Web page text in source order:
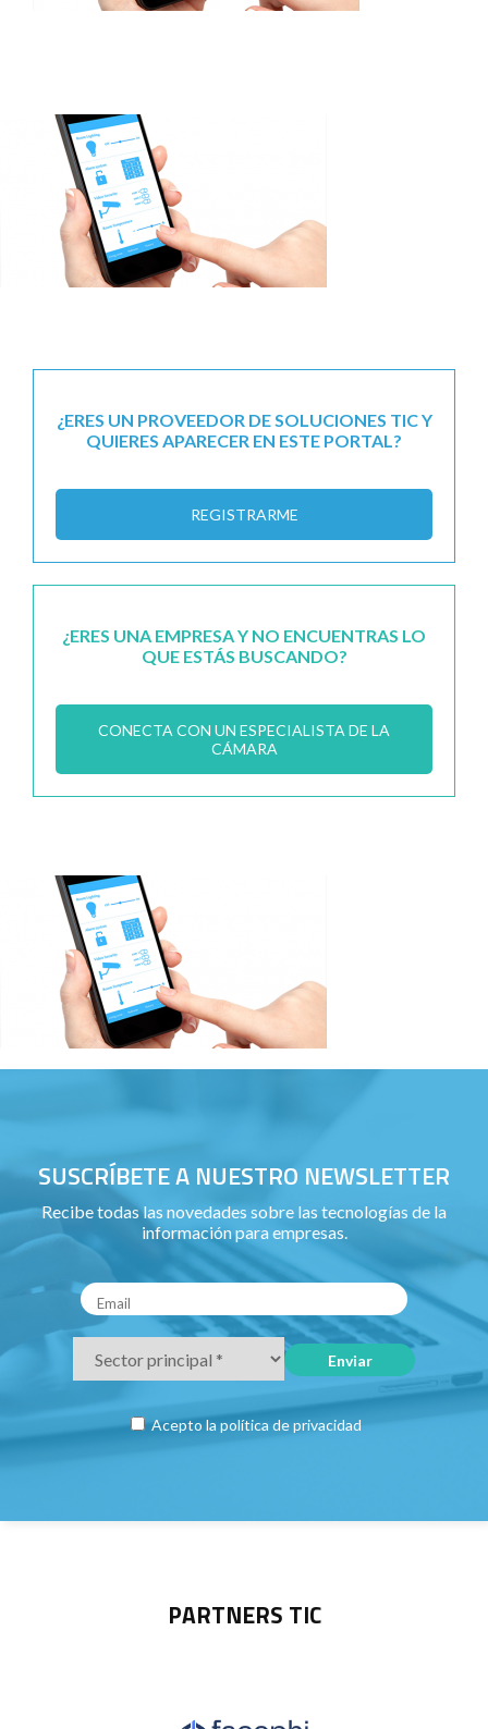
¿ERES UN PROVEEDOR DE SOLUCIONES TIC Y
QUIERES APARECER EN ESTE PORTAL?
REGISTRARME
¿ERES UNA EMPRESA Y NO ENCUENTRAS LO
QUE ESTÁS BUSCANDO?
CONECTA CON UN ESPECIALISTA DE LA
CÁMARA
SUSCRÍBETE A NUESTRO NEWSLETTER
Recibe todas las novedades sobre las tecnologías de la
información para empresas.
Acepto la política de privacidad
PARTNERS TIC